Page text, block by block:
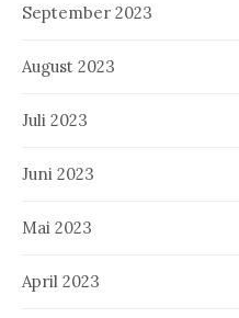
September 2023
August 2023
Juli 2023
Juni 2023
Mai 2023
April 2023